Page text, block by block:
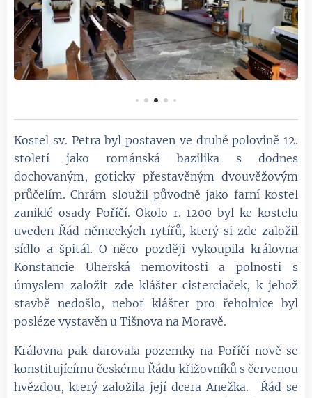
Kostel sv. Petra byl postaven ve druhé polovině 12.
století jako románská bazilika s dodnes
dochovaným, goticky přestavěným dvouvěžovým
průčelím. Chrám sloužil původně jako farní kostel
zaniklé osady Poříčí. Okolo r. 1200 byl ke kostelu
uveden Řád německých rytířů, který si zde založil
sídlo a špitál. O něco později vykoupila královna
Konstancie Uherská nemovitosti a polnosti s
úmyslem založit zde klášter cisterciaček, k jehož
stavbě nedošlo, neboť klášter pro řeholnice byl
posléze vystavěn u Tišnova na Moravě.
Královna pak darovala pozemky na Poříčí nově se
konstitujícímu českému Řádu křižovníků s červenou
hvězdou, který založila její dcera Anežka. Řád se